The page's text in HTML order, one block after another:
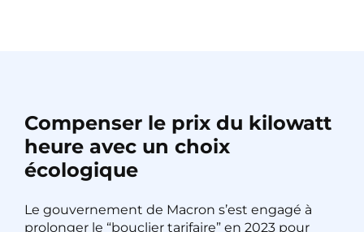
Compenser le prix du kilowatt
heure avec un choix
écologique
Le gouvernement de Macron s’est engagé à
prolonger le “bouclier tarifaire” en 2023 pour